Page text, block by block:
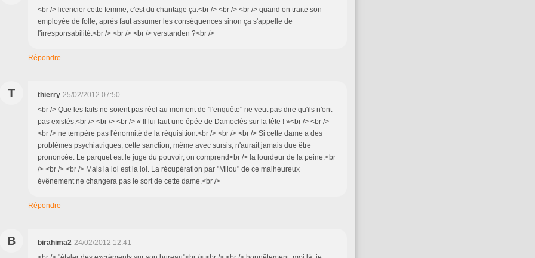
<br /> licencier cette femme, c'est du chantage ça.<br /> <br /> <br /> quand on traite son
employée de folle, après faut assumer les conséquences sinon ça s'appelle de
l'irresponsabilité.<br /> <br /> <br /> verstanden ?<br />
Répondre
T thierry 25/02/2012 07:50
<br /> Que les faits ne soient pas réel au moment de "l'enquête" ne veut pas dire qu'ils n'ont
pas existés.<br /> <br /> <br /> « Il lui faut une épée de Damoclès sur la tête ! »<br /> <br />
<br /> ne tempère pas l'énormité de la réquisition.<br /> <br /> <br /> Si cette dame a des
problèmes psychiatriques, cette sanction, même avec sursis, n'aurait jamais due être
prononcée. Le parquet est le juge du pouvoir, on comprend<br /> la lourdeur de la peine.<br
/> <br /> <br /> Mais la loi est la loi. La récupération par "Milou" de ce malheureux
évênement ne changera pas le sort de cette dame.<br />
Répondre
B birahima2 24/02/2012 12:41